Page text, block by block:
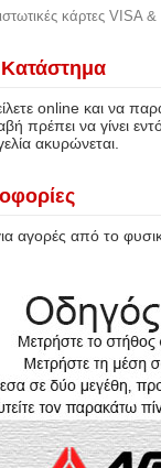
κάρτες VISA
online και να
πρέπει να γίνει
ακυρώνεται.
αγορές από το